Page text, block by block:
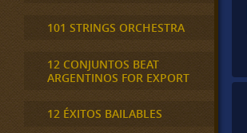
101 STRINGS ORCHESTRA
12 CONJUNTOS BEAT
ARGENTINOS FOR EXPORT
12 ÉXITOS BAILABLES